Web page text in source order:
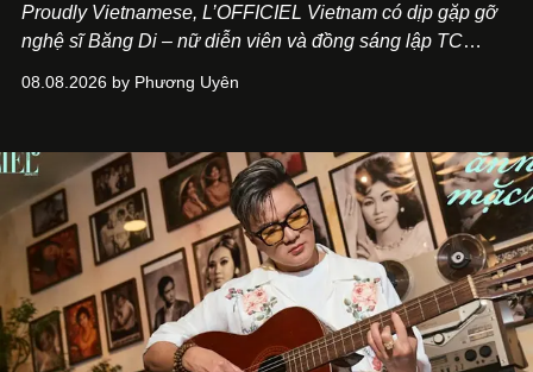
Proudly Vietnamese, L’OFFICIEL Vietnam có dịp gặp gỡ
nghệ sĩ Băng Di – nữ diễn viên và đồng sáng lập TC
Kitchen Bar và SALEM tại TP.HCM.
08.08.2026 by Phương Uyên